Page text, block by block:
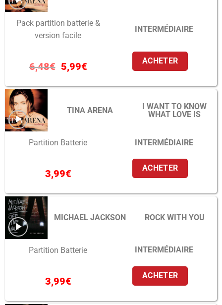
Pack partition batterie &
version facile
INTERMÉDIAIRE
6,48€ 5,99€ ACHETER
TINA ARENA
I WANT TO KNOW
WHAT LOVE IS
Partition Batterie INTERMÉDIAIRE
3,99€ ACHETER
MICHAEL JACKSON ROCK WITH YOU
Partition Batterie INTERMÉDIAIRE
3,99€ ACHETER